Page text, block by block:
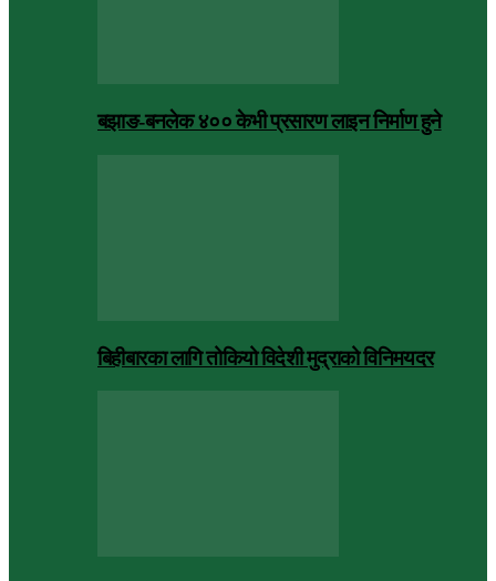
बझाङ-बनलेक ४०० केभी प्रसारण लाइन निर्माण हुने
बिहीबारका लागि तोकियो विदेशी मुद्राको विनिमयदर